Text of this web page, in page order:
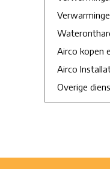
Airco kopen
Airco
Overige